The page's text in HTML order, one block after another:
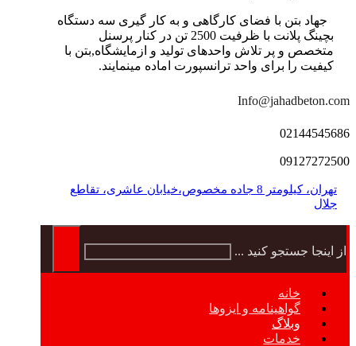
جهاد بتن با فضای کارگاهی و به کار گیری سه دستگاه
بچینگ پلانت با ظرفیت 2500 تن در کنار پرسنل
متخصص و پر تلاش واحدهای تولید و ازمایشگاه,بتن با
کیفیت را برای واحد ترانسپورت اماده مینمایند.
Info@jahadbeton.com
02144545686
09127272500
تهران، کیلومتر 8 جاده مخصوص،خیابان عاشری، تقاطع
جلال
از اینجا جستجو کنید ...
خانه
گواهینامه و ایزوها
وبلاگ
خدمات